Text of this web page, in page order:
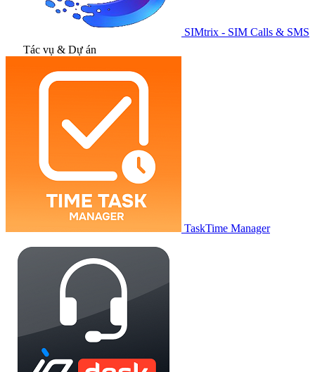
SIMtrix - SIM Calls & SMS
Tác vụ & Dự án
TaskTime Manager